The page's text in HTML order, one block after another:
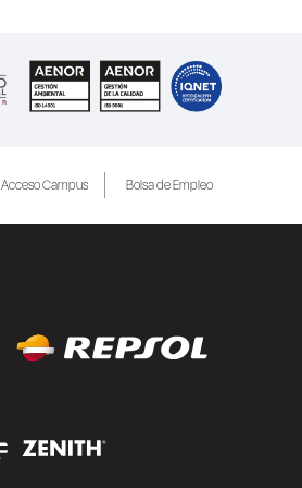
Acceso Campus Bolsa de Empleo